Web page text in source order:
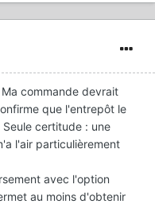
commande devrait
que l'entrepôt le
certitude : une
l'air particulièrement
avec l'option
au moins d'obtenir